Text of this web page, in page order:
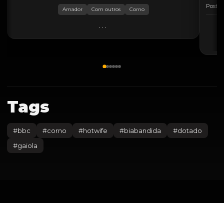
Amador Com outros Corno
...
Tags
#bbc #corno #hotwife #biabandida #dotado
#gaiola